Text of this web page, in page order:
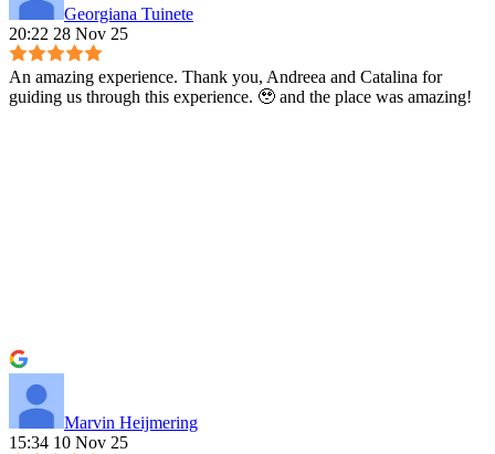
Georgiana Tuinete
20:22 28 Nov 25
An amazing experience. Thank you, Andreea and Catalina for
guiding us through this experience. 🥹 and the place was amazing!
Marvin Heijmering
15:34 10 Nov 25